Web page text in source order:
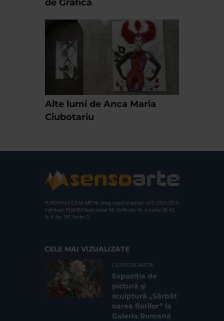
de Grafica
Alte lumi de Anca Maria
Ciubotariu
FUNDATIA FILDAS ART Nr inreg registrul special: 4 PJ/ 29.01.2013
Cod fiscal: 9164384 Sediu social: Str. Delfinului, Nr. 6, parter Bl. 42,
Sc. 4, Ap. 197, Sector 2
CELE MAI VIZUALIZATE
CLIPA DE ARTA
Expoziția de
pictură și
sculptură „Sărbăt
oarea florilor” la
Galeria Romană